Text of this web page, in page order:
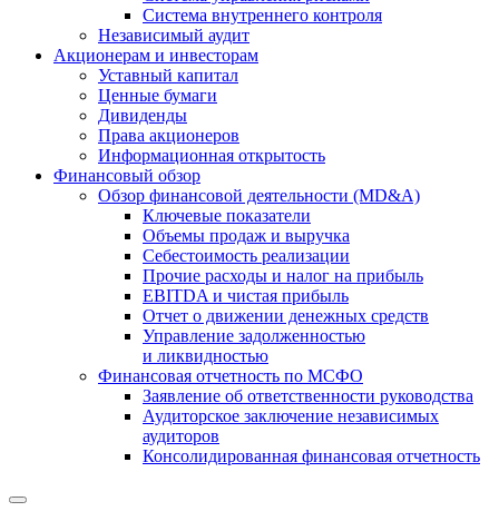
Система внутреннего контроля
Независимый аудит
Акционерам и инвесторам
Уставный капитал
Ценные бумаги
Дивиденды
Права акционеров
Информационная открытость
Финансовый обзор
Обзор финансовой деятельности (MD&A)
Ключевые показатели
Объемы продаж и выручка
Себестоимость реализации
Прочие расходы и налог на прибыль
EBITDA и чистая прибыль
Отчет о движении денежных средств
Управление задолженностью
и ликвидностью
Финансовая отчетность по МСФО
Заявление об ответственности руководства
Аудиторское заключение независимых
аудиторов
Консолидированная финансовая отчетность